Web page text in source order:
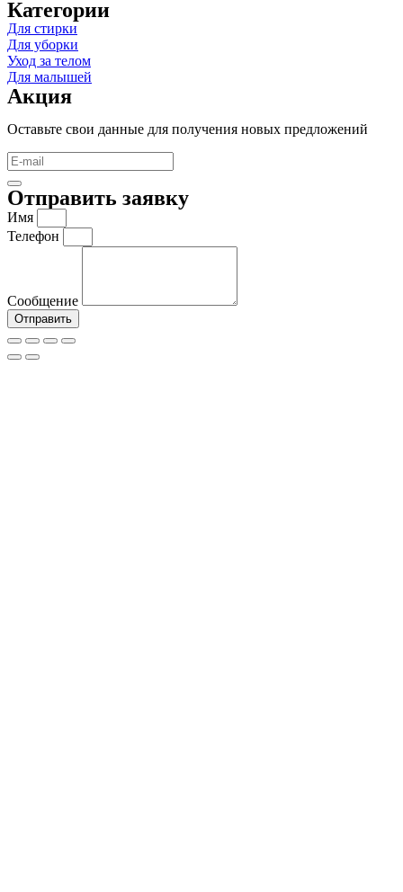
Категории
Для стирки
Для уборки
Уход за телом
Для малышей
Акция
Оставьте свои данные для получения новых предложений
Отправить заявку
Имя
Телефон
Сообщение
Отправить